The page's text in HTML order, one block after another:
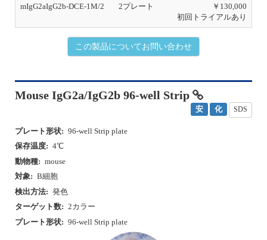
mIgG2aIgG2b-DCE-1M/2 2プレート
￥130,000
初回トライアルあり
この製品についてお問い合わせ
Mouse IgG2a/IgG2b 96-well Strip
安 化 SDS
プレート形状: 96-well Strip plate
保存温度: 4℃
動物種: mouse
対象: B細胞
検出方法: 発色
ターゲット数: 2カラー
プレート形状: 96-well Strip plate